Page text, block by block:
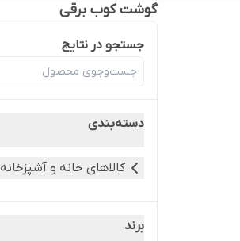
گوشت کوب برقی
جستجو در نتایج
دسته‌بندی
کالاهای خانه و آشپزخانه
برند